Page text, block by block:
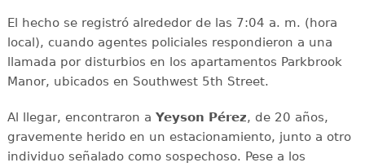
El hecho se registró alrededor de las 7:04 a. m. (hora
local), cuando agentes policiales respondieron a una
llamada por disturbios en los apartamentos Parkbrook
Manor, ubicados en Southwest 5th Street.
Al llegar, encontraron a Yeyson Pérez, de 20 años,
gravemente herido en un estacionamiento, junto a otro
individuo señalado como sospechoso. Pese a los